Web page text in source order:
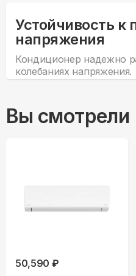
Устойчивость к
напряжения
Кондиционер надежно
колебаниях напряжения.
Вы смотрели
50,590 ₽